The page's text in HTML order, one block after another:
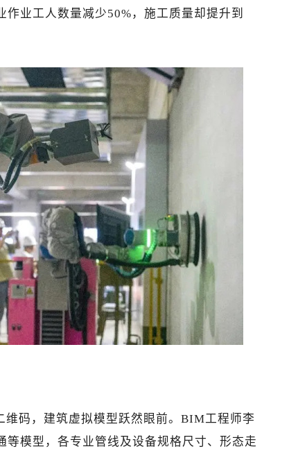
业工人数量减少50%，施工质量却提升到
维码，建筑虚拟模型跃然眼前。BIM工程师李
等模型，各专业管线及设备规格尺寸、形态走